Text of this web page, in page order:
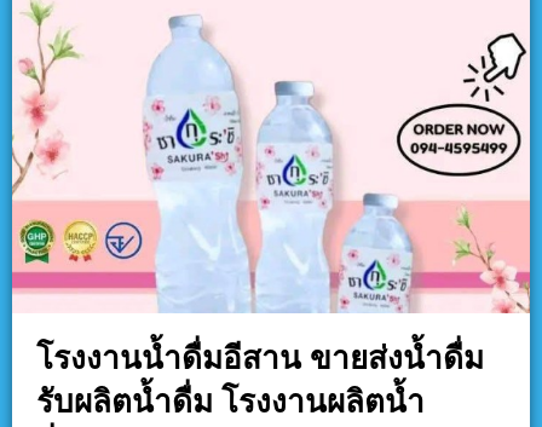
โรงงานน้ำดื่มอีสาน ขายส่งน้ำดื่ม
รับผลิตน้ำดื่ม โรงงานผลิตน้ำ